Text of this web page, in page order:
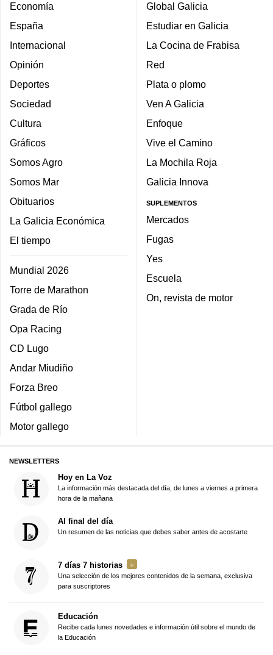
Economía
España
Internacional
Opinión
Deportes
Sociedad
Cultura
Gráficos
Somos Agro
Somos Mar
Obituarios
La Galicia Económica
El tiempo
Mundial 2026
Torre de Marathon
Grada de Río
Opa Racing
CD Lugo
Andar Miudiño
Forza Breo
Fútbol gallego
Motor gallego
Global Galicia
Estudiar en Galicia
La Cocina de Frabisa
Red
Plata o plomo
Ven A Galicia
Enfoque
Vive el Camino
La Mochila Roja
Galicia Innova
SUPLEMENTOS
Mercados
Fugas
Yes
Escuela
On, revista de motor
NEWSLETTERS
Hoy en La Voz
La información más destacada del día, de lunes a viernes a primera
hora de la mañana
Al final del día
Un resumen de las noticias que debes saber antes de acostarte
7 días 7 historias
Una selección de los mejores contenidos de la semana, exclusiva
para suscriptores
Educación
Recibe cada lunes novedades e información útil sobre el mundo de
la Educación